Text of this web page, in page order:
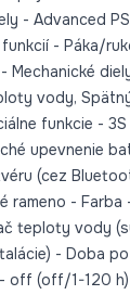
- Advanced
- Páka/
vody,
funkcie -
upevnenie
(cez
rameno -
teploty vody
- Doba
off (off/1-120